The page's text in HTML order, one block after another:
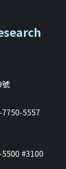
號
5557
#3100